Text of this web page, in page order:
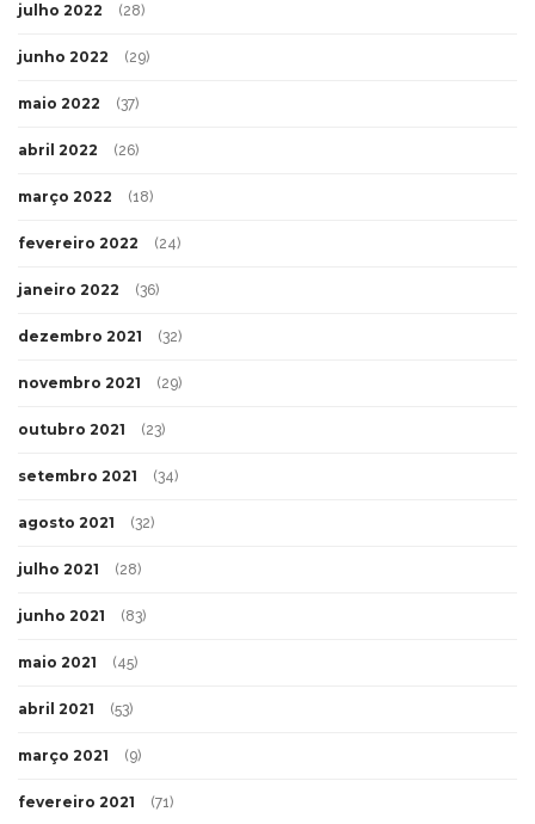
julho 2022 (28)
junho 2022 (29)
maio 2022 (37)
abril 2022 (26)
março 2022 (18)
fevereiro 2022 (24)
janeiro 2022 (36)
dezembro 2021 (32)
novembro 2021 (29)
outubro 2021 (23)
setembro 2021 (34)
agosto 2021 (32)
julho 2021 (28)
junho 2021 (83)
maio 2021 (45)
abril 2021 (53)
março 2021 (9)
fevereiro 2021 (71)